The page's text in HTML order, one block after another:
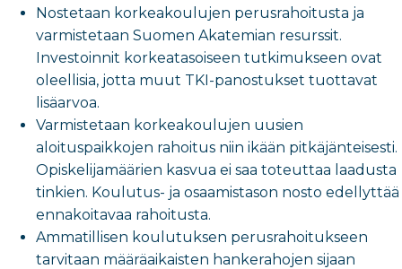
Nostetaan korkeakoulujen perusrahoitusta ja
varmistetaan Suomen Akatemian resurssit.
Investoinnit korkeatasoiseen tutkimukseen ovat
oleellisia, jotta muut TKI-panostukset tuottavat
lisäarvoa.
Varmistetaan korkeakoulujen uusien
aloituspaikkojen rahoitus niin ikään pitkäjänteisesti.
Opiskelijamäärien kasvua ei saa toteuttaa laadusta
tinkien. Koulutus- ja osaamistason nosto edellyttää
ennakoitavaa rahoitusta.
Ammatillisen koulutuksen perusrahoitukseen
tarvitaan määräaikaisten hankerahojen sijaan